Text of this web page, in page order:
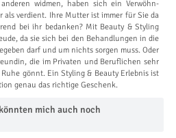
widmen, haben sich ein Verwöhn-
als verdient. Ihre Mutter ist immer für Sie da
bei ihr bedanken? Mit Beauty & Styling
da sie sich bei den Behandlungen in die
darf und um nichts sorgen muss. Oder
die im Privaten und Beruflichen sehr
gönnt. Ein Styling & Beauty Erlebnis ist
genau das richtige Geschenk.
mich auch noch